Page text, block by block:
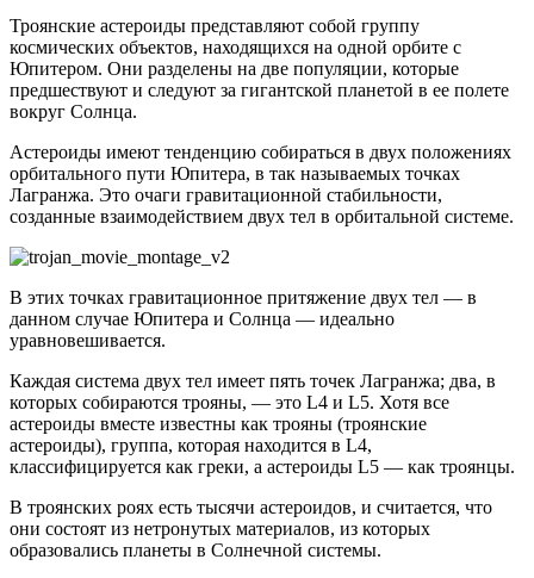
Троянские астероиды представляют собой группу
космических объектов, находящихся на одной орбите с
Юпитером. Они разделены на две популяции, которые
предшествуют и следуют за гигантской планетой в ее полете
вокруг Солнца.
Астероиды имеют тенденцию собираться в двух положениях
орбитального пути Юпитера, в так называемых точках
Лагранжа. Это очаги гравитационной стабильности,
созданные взаимодействием двух тел в орбитальной системе.
В этих точках гравитационное притяжение двух тел — в
данном случае Юпитера и Солнца — идеально
уравновешивается.
Каждая система двух тел имеет пять точек Лагранжа; два, в
которых собираются трояны, — это L4 и L5. Хотя все
астероиды вместе известны как трояны (троянские
астероиды), группа, которая находится в L4,
классифицируется как греки, а астероиды L5 — как троянцы.
В троянских роях есть тысячи астероидов, и считается, что
они состоят из нетронутых материалов, из которых
образовались планеты в Солнечной системы.